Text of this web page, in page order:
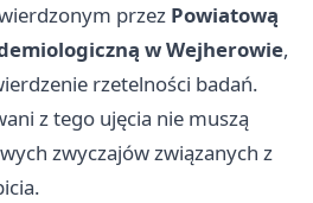
przez Powiatową
w Wejherowie,
rzetelności badań.
z tego ujęcia nie muszą
zwyczajów związanych z